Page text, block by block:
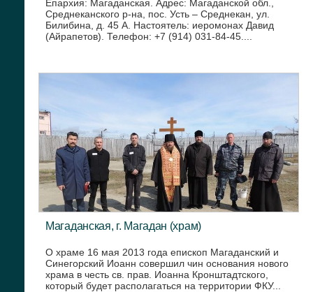
Епархия: Магаданская. Адрес: Магаданской обл.,
Среднеканского р-на, пос. Усть – Среднекан, ул.
Билибина, д. 45 А. Настоятель: иеромонах Давид
(Айрапетов). Телефон: +7 (914) 031-84-45....
Магаданская, г. Магадан (храм)
О храме 16 мая 2013 года епископ Магаданский и
Синегорский Иоанн совершил чин основания нового
храма в честь св. прав. Иоанна Кронштадтского,
который будет располагаться на территории ФКУ...